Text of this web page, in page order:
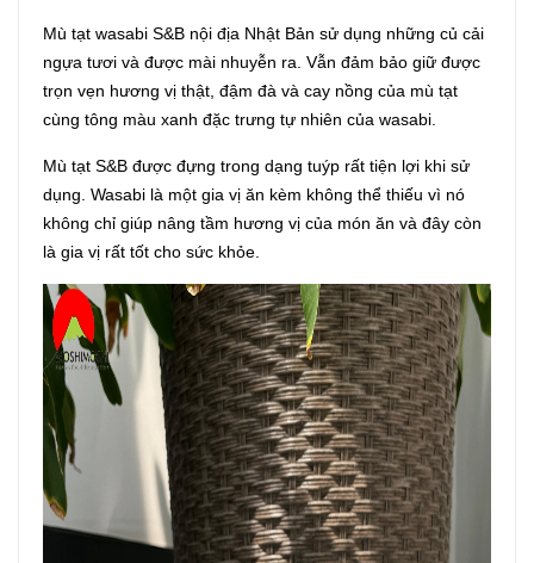
Mù tạt wasabi S&B nội địa Nhật Bản sử dụng những củ cải
ngựa tươi và được mài nhuyễn ra. Vẫn đảm bảo giữ được
trọn vẹn hương vị thật, đậm đà và cay nồng của mù tạt
cùng tông màu xanh đặc trưng tự nhiên của wasabi.
Mù tạt S&B được đựng trong dạng tuýp rất tiện lợi khi sử
dụng. Wasabi là một gia vị ăn kèm không thể thiếu vì nó
không chỉ giúp nâng tầm hương vị của món ăn và đây còn
là gia vị rất tốt cho sức khỏe.